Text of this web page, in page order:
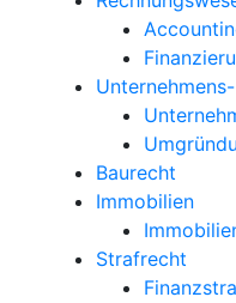
Baurecht
Immobilien
Strafrecht